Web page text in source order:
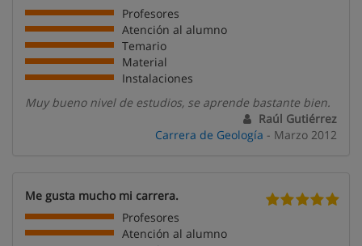
Profesores
Atención al alumno
Temario
Material
Instalaciones
Muy bueno nivel de estudios, se aprende bastante bien.
Raúl Gutiérrez
Carrera de Geología - Marzo 2012
Me gusta mucho mi carrera.
Profesores
Atención al alumno